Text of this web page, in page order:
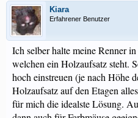
Kiara
Erfahrener Benutzer
Ich selber halte meine Renner
welchen ein Holzaufsatz steht.
hoch einstreuen (je nach Höhe
Holzaufsatz auf den Etagen
für mich die idealste Lösung.